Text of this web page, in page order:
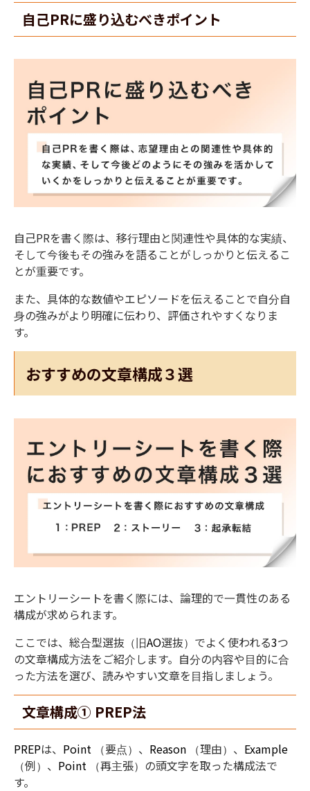
自己PRに盛り込むべきポイント
自己PRを書く際は、移行理由と関連性や具体的な実績、
そして今後もその強みを語ることがしっかりと伝えるこ
とが重要です。
また、具体的な数値やエピソードを伝えることで自分自
身の強みがより明確に伝わり、評価されやすくなりま
す。
おすすめの文章構成３選
エントリーシートを書く際には、論理的で一貫性のある
構成が求められます。
ここでは、総合型選抜（旧AO選抜）でよく使われる3つ
の文章構成方法をご紹介します。 自分の内容や目的に合
った方法を選び、読みやすい文章を目指しましょう。
文章構成① PREP法
PREPは、 Point （要点）、 Reason （理由）、 Example
（例）、 Point
（再主張）の頭文字を取った構成法で
す。